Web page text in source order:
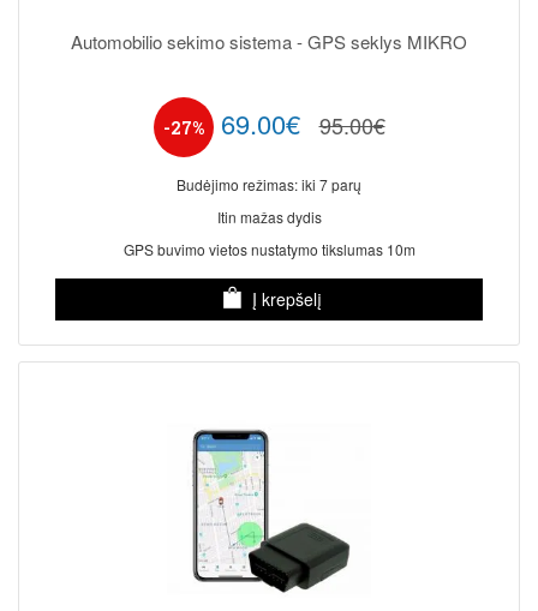
Automobilio sekimo sistema - GPS seklys MIKRO
-27% 69.00€ 95.00€
Budėjimo režimas: iki 7 parų
Itin mažas dydis
GPS buvimo vietos nustatymo tikslumas 10m
Į krepšelį